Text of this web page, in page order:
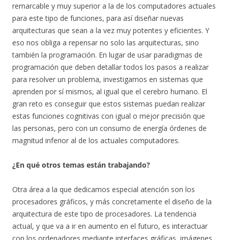
remarcable y muy superior a la de los computadores actuales
para este tipo de funciones, para así diseñar nuevas
arquitecturas que sean a la vez muy potentes y eficientes. Y
eso nos obliga a repensar no solo las arquitecturas, sino
también la programación. En lugar de usar paradigmas de
programación que deben detallar todos los pasos a realizar
para resolver un problema, investigamos en sistemas que
aprenden por sí mismos, al igual que el cerebro humano. El
gran reto es conseguir que estos sistemas puedan realizar
estas funciones cognitivas con igual o mejor precisión que
las personas, pero con un consumo de energía órdenes de
magnitud inferior al de los actuales computadores.
¿En qué otros temas están trabajando?
Otra área a la que dedicamos especial atención son los
procesadores gráficos, y más concretamente el diseño de la
arquitectura de este tipo de procesadores. La tendencia
actual, y que va a ir en aumento en el futuro, es interactuar
con los ordenadores mediante interfaces gráficas, imágenes,